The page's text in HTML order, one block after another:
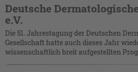
Deutsche
e.V.
Die 51. Jahrestagung der Deutschen
Gesellschaft hatte auch dieses Jahr
wissenschaftlich breit aufgestellten